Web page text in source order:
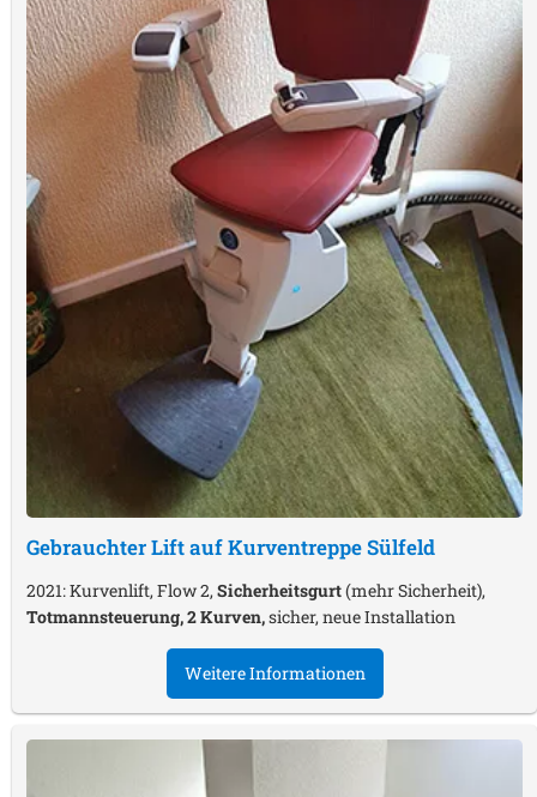
Gebrauchter Lift auf KurventreppeSülfeld
2021: Kurvenlift, Flow 2, Sicherheitsgurt(mehr Sicherheit),
Totmannsteuerung, 2 Kurven,sicher, neue Installation
Weitere Informationen